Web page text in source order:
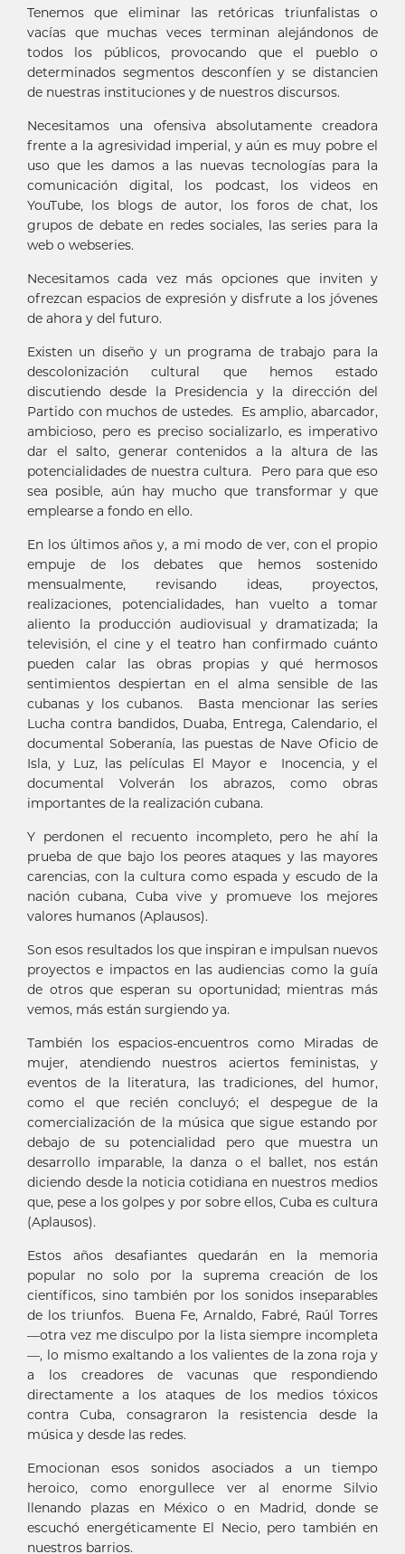
Tenemos que eliminar las retóricas triunfalistas o
vacías que muchas veces terminan alejándonos de
todos los públicos, provocando que el pueblo o
determinados segmentos desconfíen y se distancien
de nuestras instituciones y de nuestros discursos.
Necesitamos una ofensiva absolutamente creadora
frente a la agresividad imperial, y aún es muy pobre el
uso que les damos a las nuevas tecnologías para la
comunicación digital, los podcast, los videos en
YouTube, los blogs de autor, los foros de chat, los
grupos de debate en redes sociales, las series para la
web o webseries.
Necesitamos cada vez más opciones que inviten y
ofrezcan espacios de expresión y disfrute a los jóvenes
de ahora y del futuro.
Existen un diseño y un programa de trabajo para la
descolonización cultural que hemos estado
discutiendo desde la Presidencia y la dirección del
Partido con muchos de ustedes. Es amplio, abarcador,
ambicioso, pero es preciso socializarlo, es imperativo
dar el salto, generar contenidos a la altura de las
potencialidades de nuestra cultura. Pero para que eso
sea posible, aún hay mucho que transformar y que
emplearse a fondo en ello.
En los últimos años y, a mi modo de ver, con el propio
empuje de los debates que hemos sostenido
mensualmente, revisando ideas, proyectos,
realizaciones, potencialidades, han vuelto a tomar
aliento la producción audiovisual y dramatizada; la
televisión, el cine y el teatro han confirmado cuánto
pueden calar las obras propias y qué hermosos
sentimientos despiertan en el alma sensible de las
cubanas y los cubanos. Basta mencionar las series
Lucha contra bandidos, Duaba, Entrega, Calendario, el
documental Soberanía, las puestas de Nave Oficio de
Isla, y Luz, las películas El Mayor e Inocencia, y el
documental Volverán los abrazos, como obras
importantes de la realización cubana.
Y perdonen el recuento incompleto, pero he ahí la
prueba de que bajo los peores ataques y las mayores
carencias, con la cultura como espada y escudo de la
nación cubana, Cuba vive y promueve los mejores
valores humanos (Aplausos).
Son esos resultados los que inspiran e impulsan nuevos
proyectos e impactos en las audiencias como la guía
de otros que esperan su oportunidad; mientras más
vemos, más están surgiendo ya.
También los espacios-encuentros como Miradas de
mujer, atendiendo nuestros aciertos feministas, y
eventos de la literatura, las tradiciones, del humor,
como el que recién concluyó; el despegue de la
comercialización de la música que sigue estando por
debajo de su potencialidad pero que muestra un
desarrollo imparable, la danza o el ballet, nos están
diciendo desde la noticia cotidiana en nuestros medios
que, pese a los golpes y por sobre ellos, Cuba es cultura
(Aplausos).
Estos años desafiantes quedarán en la memoria
popular no solo por la suprema creación de los
científicos, sino también por los sonidos inseparables
de los triunfos. Buena Fe, Arnaldo, Fabré, Raúl Torres
—otra vez me disculpo por la lista siempre incompleta
—, lo mismo exaltando a los valientes de la zona roja y
a los creadores de vacunas que respondiendo
directamente a los ataques de los medios tóxicos
contra Cuba, consagraron la resistencia desde la
música y desde las redes.
Emocionan esos sonidos asociados a un tiempo
heroico, como enorgullece ver al enorme Silvio
llenando plazas en México o en Madrid, donde se
escuchó energéticamente El Necio, pero también en
nuestros barrios.